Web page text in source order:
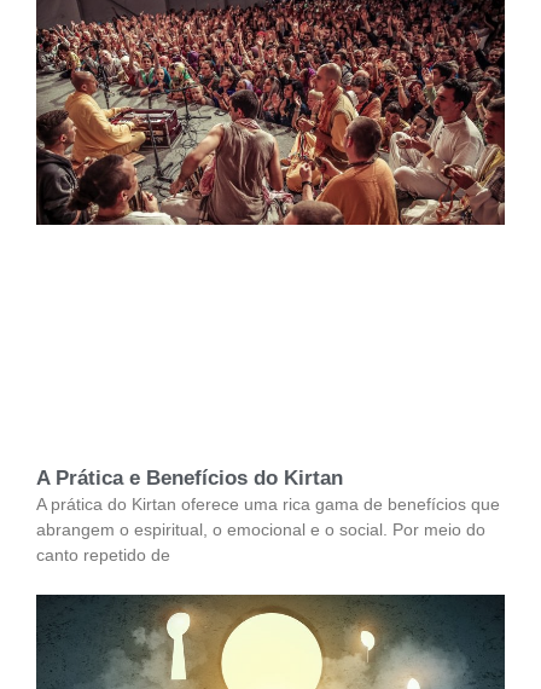
A Prática e Benefícios do Kirtan
A prática do Kirtan oferece uma rica gama de benefícios que
abrangem o espiritual, o emocional e o social. Por meio do
canto repetido de